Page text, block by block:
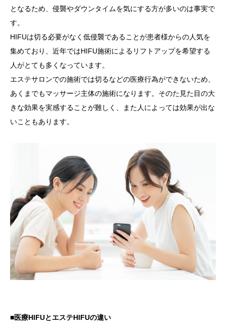
となるため、侵襲やダウンタイムを気にする方が多いのは事実で
す。
HIFUは切る必要がなく低侵襲であることが患者様からの人気を
集めており、近年ではHIFU施術によるリフトアップを希望する
人がとても多くなっています。
エステサロンでの施術では切るなどの医療行為ができないため、
あくまでもマッサージ主体の施術になります。そのた見た目の大
きな効果を実感することが難しく、また人によっては効果が出な
いこともあります。
■医療HIFUとエステHIFUの違い